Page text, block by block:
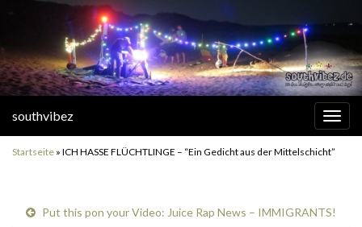
southvibez
Startseite » ICH HASSE FLÜCHTLINGE – “Ein Gedicht aus der Mittelschicht”
Put this pon your Video: Juice Rap News – IMMIGRANTS!